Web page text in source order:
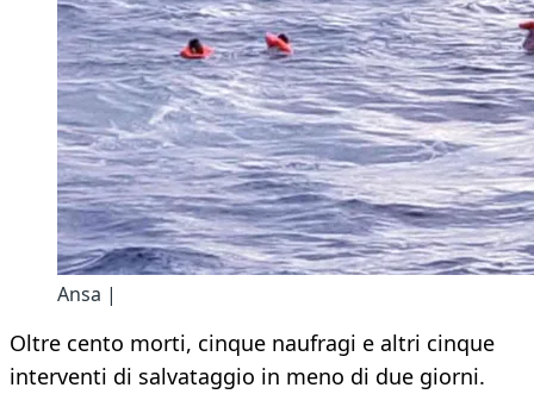
Ansa |
Oltre cento morti, cinque naufragi e altri cinque
interventi di salvataggio in meno di due giorni.